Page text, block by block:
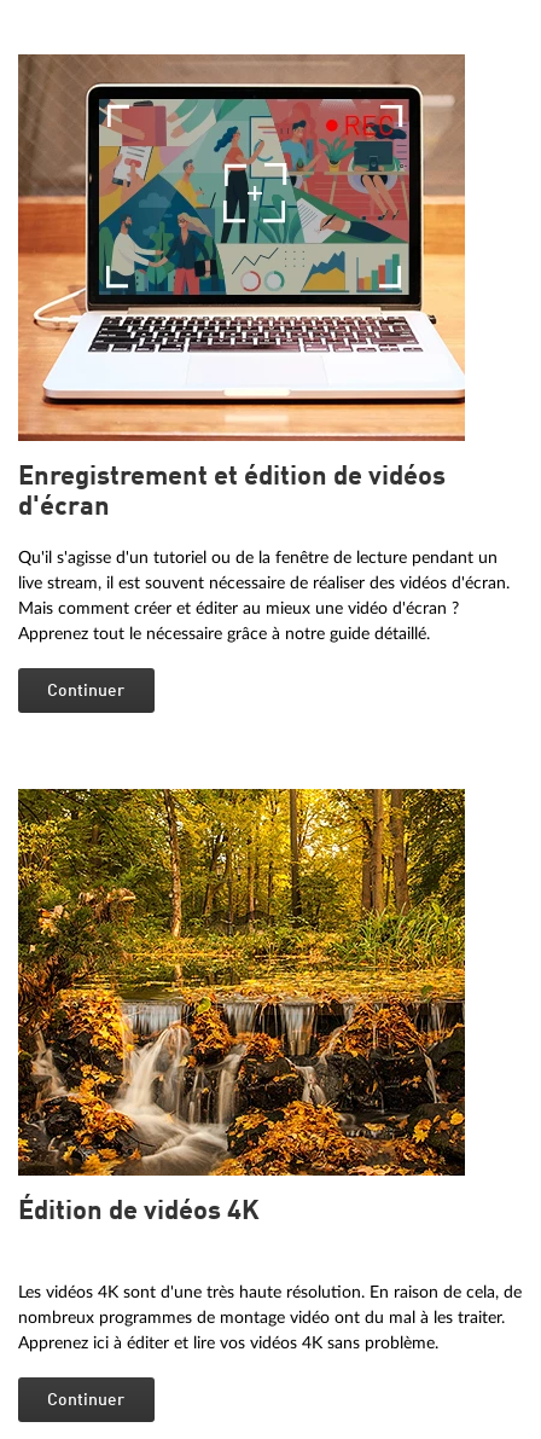
Enregistrement et édition de vidéos
d'écran
Qu'il s'agisse d'un tutoriel ou de la fenêtre de lecture pendant un
live stream, il est souvent nécessaire de réaliser des vidéos d'écran.
Mais comment créer et éditer au mieux une vidéo d'écran ?
Apprenez tout le nécessaire grâce à notre guide détaillé.
Continuer
Édition de vidéos 4K
Les vidéos 4K sont d'une très haute résolution. En raison de cela, de
nombreux programmes de montage vidéo ont du mal à les traiter.
Apprenez ici à éditer et lire vos vidéos 4K sans problème.
Continuer